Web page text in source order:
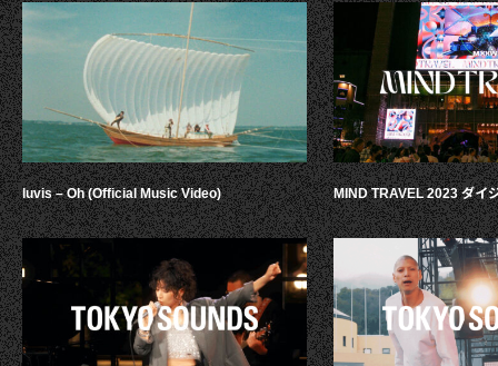
luvis – Oh (Official Music Video) MIND TRAVEL 2023 ダイ